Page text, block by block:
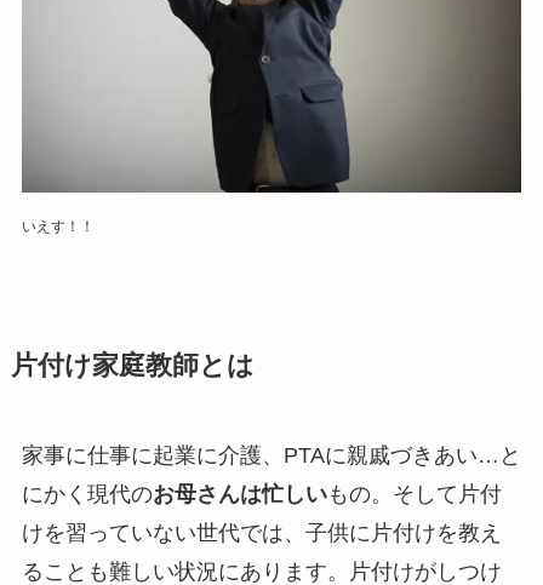
いえす！！
片付け家庭教師とは
家事に仕事に起業に介護、PTAに親戚づきあい…と
にかく現代のお母さんは忙しいもの。そして 片付
けを習っていない世代では、子供に片付けを教え
ることも難しい状況にあります。片付けがしつけ